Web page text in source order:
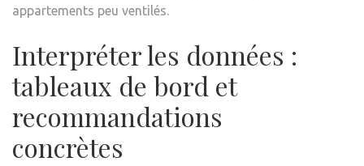
appartements peu ventilés.
Interpréter les données :
tableaux de bord et
recommandations
concrètes